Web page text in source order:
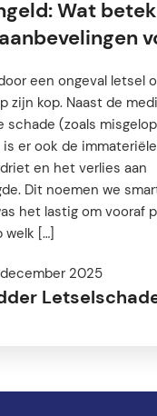
Wat
een ongeval letsel
zijn kop. Naast de
schade (zoals
er ook de
en het verlies aan
Dit noemen we
het lastig om vooraf
[…]
2025